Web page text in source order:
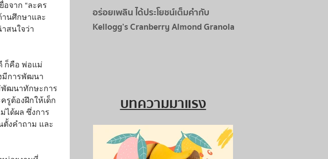
อจาก “ละคร
นศึกษาและ
สนใจว่า
ก็คือ พ่อแม่
มีการพัฒนา
พัฒนาทักษะการ
รูต้องฝึกให้เด็ก
ได้ผล ซึ่งการ
ตั้งคำถาม และ
อร่อยเพลิน ได้ประโยชน์เต็มคำกับ
Kellogg’s Cranberry Almond Granola
บทความมาแรง